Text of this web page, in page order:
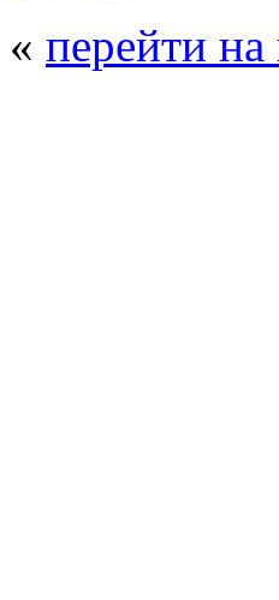
« перейти на